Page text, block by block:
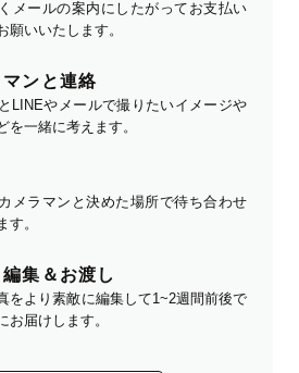
メールの案内にしたがってお支払い
願いいたします。
ンと連絡
LINEやメールで撮りたいイメージや
を一緒に考えます。
メラマンと決めた場所で待ち合わせ
す。
集＆お渡し
をより素敵に編集して1~2週間前後で
お届けします。